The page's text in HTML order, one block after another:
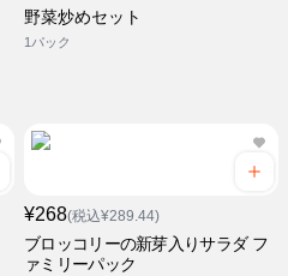
野菜炒めセット
1パック
¥268(税込¥289.44)
ブロッコリーの新芽入りサラダ フ
ァミリーパック